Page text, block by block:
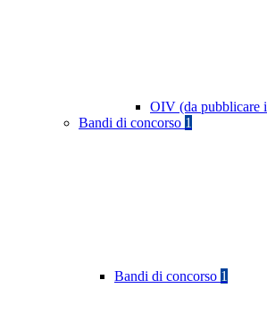
OIV (da pubblicare
Bandi di concorso 1
Bandi di concorso 1